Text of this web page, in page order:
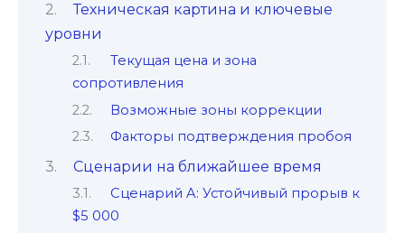
Техническая картина и ключевые
уровни
Текущая цена и зона
сопротивления
Возможные зоны коррекции
Факторы подтверждения пробоя
Сценарии на ближайшее время
Сценарий A: Устойчивый прорыв к
$5 000